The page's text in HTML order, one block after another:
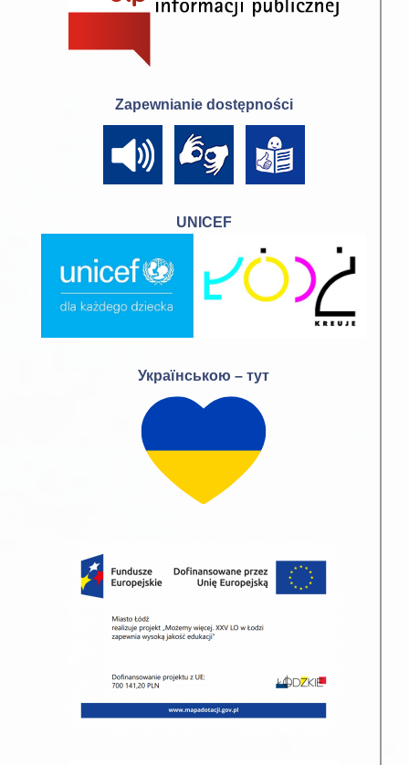
Zapewnianie dostępności
UNICEF
Українською – тут